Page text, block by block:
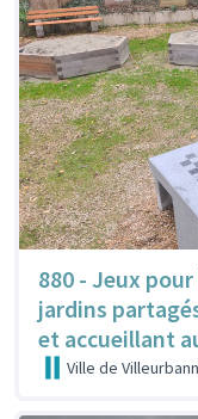
880 - Jeux
jardins
et accueillant
Ville de